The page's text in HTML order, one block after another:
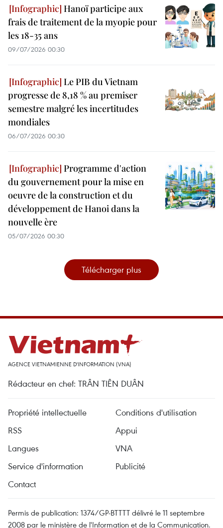
Hanoï participe aux
frais de traitement de la myopie pour
les 18-35 ans
09/07/2026 00:30
Le PIB du Vietnam
progresse de 8,18 % au premiser
semestre malgré les incertitudes
mondiales
06/07/2026 00:30
Programme d'action
du gouvernement pour la mise en
oeuvre de la construction et du
développement de Hanoi dans la
nouvelle ère
05/07/2026 00:30
Télécharger plus
AGENCE VIETNAMIENNE D'INFORMATION (VNA)
Rédacteur en chef: TRÂN TIÊN DUÂN
Propriété intellectuelle
Conditions d'utilisation
RSS
Appui
Langues
VNA
Service d'information
Publicité
Contact
Permis de publication: 1374/GP-BTTTT délivré le 11 septembre
2008 par le ministère de l'Information et de la Communication.